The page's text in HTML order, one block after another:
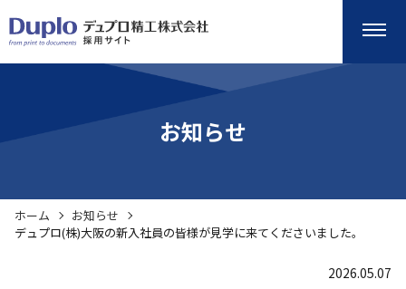
お知らせ
ホーム
お知らせ
デュプロ(株)大阪の新入社員の皆様が見学に来てくださいました。
2026.05.07